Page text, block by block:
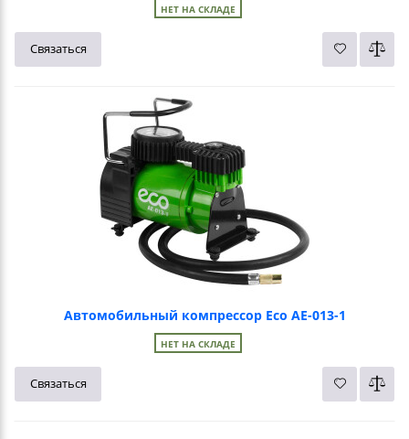
НЕТ НА СКЛАДЕ
Связаться
Автомобильный компрессор Eco AE-013-1
НЕТ НА СКЛАДЕ
Связаться